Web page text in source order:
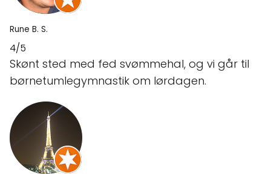
Rune B. S.
4/5
Skønt sted med fed svømmehal, og vi går til
børnetumlegymnastik om lørdagen.